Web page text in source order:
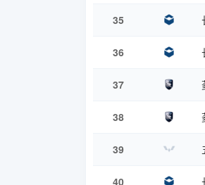
35
36
37
38
39
40